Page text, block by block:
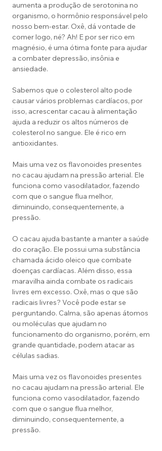
aumenta a produção de serotonina no
organismo, o hormônio responsável pelo
nosso bem-estar. Oxê, dá vontade de
comer logo, né? Ah! E por ser rico em
magnésio, é uma ótima fonte para ajudar
a combater depressão, insônia e
ansiedade.
Sabemos que o colesterol alto pode
causar vários problemas cardíacos, por
isso, acrescentar cacau à alimentação
ajuda a reduzir os altos números de
colesterol no sangue. Ele é rico em
antioxidantes.
Mais uma vez os flavonoides presentes
no cacau ajudam na pressão arterial. Ele
funciona como vasodilatador, fazendo
com que o sangue flua melhor,
diminuindo, consequentemente, a
pressão.
O cacau ajuda bastante a manter a saúde
do coração. Ele possui uma substância
chamada ácido oleico que combate
doenças cardíacas. Além disso, essa
maravilha ainda combate os radicais
livres em excesso. Oxê, mas o que são
radicais livres? Você pode estar se
perguntando. Calma, são apenas átomos
ou moléculas que ajudam no
funcionamento do organismo, porém, em
grande quantidade, podem atacar as
células sadias.
Mais uma vez os flavonoides presentes
no cacau ajudam na pressão arterial. Ele
funciona como vasodilatador, fazendo
com que o sangue flua melhor,
diminuindo, consequentemente, a
pressão.